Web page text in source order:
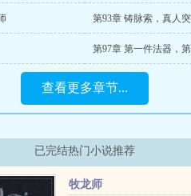
第93章 铸脉索，真人
第97章 第一件法器，
查看更多章节...
已完结热门小说推荐
牧龙师